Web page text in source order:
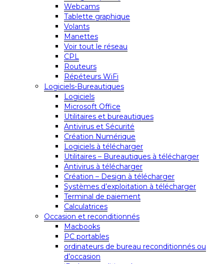
Webcams
Tablette graphique
Volants
Manettes
Voir tout le réseau
CPL
Routeurs
Répéteurs WiFi
Logiciels-Bureautiques
Logiciels
Microsoft Office
Utilitaires et bureautiques
Antivirus et Sécurité
Création Numérique
Logiciels à télécharger
Utilitaires – Bureautiques à télécharger
Antivirus à télécharger
Création – Design à télécharger
Systèmes d’exploitation à télécharger
Terminal de paiement
Calculatrices
Occasion et reconditionnés
Macbooks
PC portables
ordinateurs de bureau reconditionnés ou
d’occasion